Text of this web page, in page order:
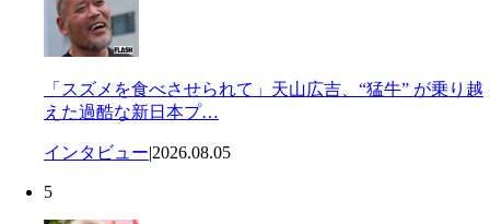
「スズメを食べさせられて」天山広吉、“猛牛” が乗り越
えた過酷な新日本プ…
インタビュー|2026.08.05
5